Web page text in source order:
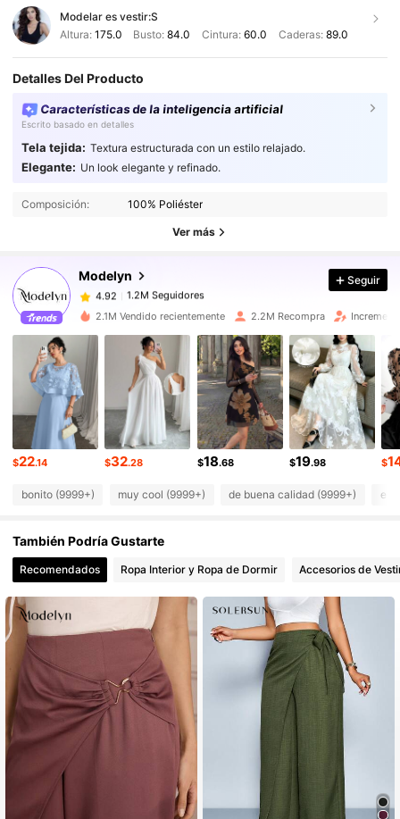
Modelar es vestir:S
Altura: 175.0 Busto:84.0 Cintura: 60.0 Caderas: 89.0
Detalles Del Producto
Características de la inteligencia artificial
Escrito basado en detalles
Tela tejida: Textura estructurada con un estilo relajado.
Elegante: Un look elegante y refinado.
Composición: 100% Poliéster
Ver más
Modelyn
4.92 1.2M Seguidores
1.2M Seguidores
1.2M Seguidores
4.92
1.2M Seguidores
9***8
seguidoHace 8 horas
4.92
4.92 1.2M Seguidores
4.92 1.2M Seguidores
1.2M Seguidores
4.92 1.2M Seguidores
4.92 1.2M Seguidores
Seguir
2.1M Vendido recientemente 2.2M Recompra
$22.14 $32.28 $18.68 $19.98 $
bonito (9999+) muy cool (9999+) de buena calidad (9999+)
También Podría Gustarte
Recomendados Ropa Interior y Ropa de Dormir Accesorios de